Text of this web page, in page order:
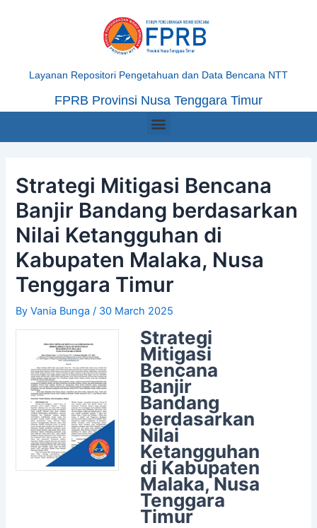
Layanan Repositori Pengetahuan dan Data Bencana NTT
FPRB Provinsi Nusa Tenggara Timur
Menu
Strategi Mitigasi Bencana
Banjir Bandang berdasarkan
Nilai Ketangguhan di
Kabupaten Malaka, Nusa
Tenggara Timur
ByVania Bunga/ 30 March 2025
Strategi
Mitigasi
Bencana
Banjir
Bandang
berdasarkan
Nilai
Ketangguhan
di Kabupaten
Malaka, Nusa
Tenggara
Timur